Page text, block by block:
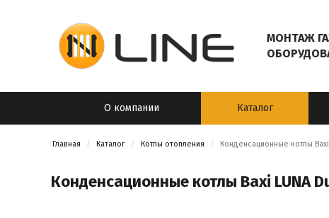
МОНТАЖ
О компании Каталог
Главная Каталог Котлы отопления Конденсационные котлы Baxi
Конденсационные котлы Baxi LUNA